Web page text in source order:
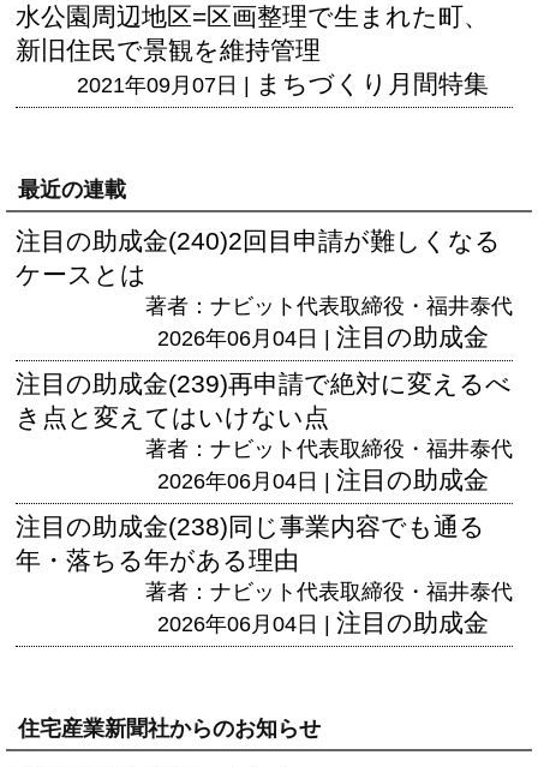
水公園周辺地区=区画整理で生まれた町、
新旧住民で景観を維持管理
2021年09月07日 | まちづくり月間特集
最近の連載
注目の助成金(240)2回目申請が難しくなる
ケースとは
著者：ナビット代表取締役・福井泰代
2026年06月04日 | 注目の助成金
注目の助成金(239)再申請で絶対に変えるべ
き点と変えてはいけない点
著者：ナビット代表取締役・福井泰代
2026年06月04日 | 注目の助成金
注目の助成金(238)同じ事業内容でも通る
年・落ちる年がある理由
著者：ナビット代表取締役・福井泰代
2026年06月04日 | 注目の助成金
住宅産業新聞社からのお知らせ